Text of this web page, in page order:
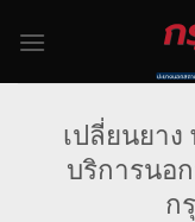
เปลี่ยนยาง
บริการนอ
ก